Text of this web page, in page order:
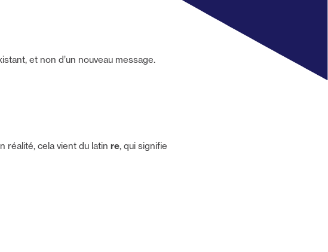
et non d’un nouveau message.
réalité, cela vient du latin re, qui signifie